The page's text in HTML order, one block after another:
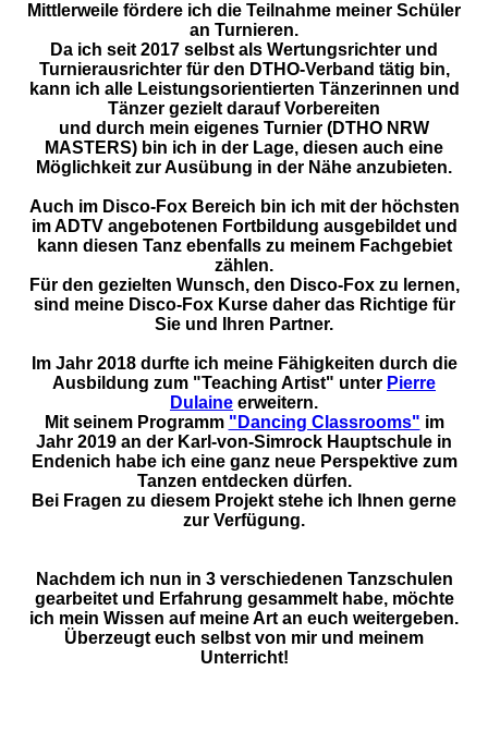
Mittlerweile fördere ich die Teilnahme meiner Schüler
an Turnieren.
Da ich seit 2017 selbst als Wertungsrichter und
Turnierausrichter für den DTHO-Verband tätig bin,
kann ich alle Leistungsorientierten Tänzerinnen und
Tänzer gezielt darauf Vorbereiten
und durch mein eigenes Turnier (DTHO NRW
MASTERS) bin ich in der Lage, diesen auch eine
Möglichkeit zur Ausübung in der Nähe anzubieten.
Auch im Disco-Fox Bereich bin ich mit der höchsten
im ADTV angebotenen Fortbildung ausgebildet und
kann diesen Tanz ebenfalls zu meinem Fachgebiet
zählen.
Für den gezielten Wunsch, den Disco-Fox zu lernen,
sind meine Disco-Fox Kurse daher das Richtige für
Sie und Ihren Partner.
Im Jahr 2018 durfte ich meine Fähigkeiten durch die
Ausbildung zum "Teaching Artist" unter Pierre
Dulaine erweitern.
Mit seinem Programm "Dancing Classrooms" im
Jahr 2019 an der Karl-von-Simrock Hauptschule in
Endenich habe ich eine ganz neue Perspektive zum
Tanzen entdecken dürfen.
Bei Fragen zu diesem Projekt stehe ich Ihnen gerne
zur Verfügung.
Nachdem ich nun in 3 verschiedenen Tanzschulen
gearbeitet und Erfahrung gesammelt habe, möchte
ich mein Wissen auf meine Art an euch weitergeben.
Überzeugt euch selbst von mir und meinem
Unterricht!